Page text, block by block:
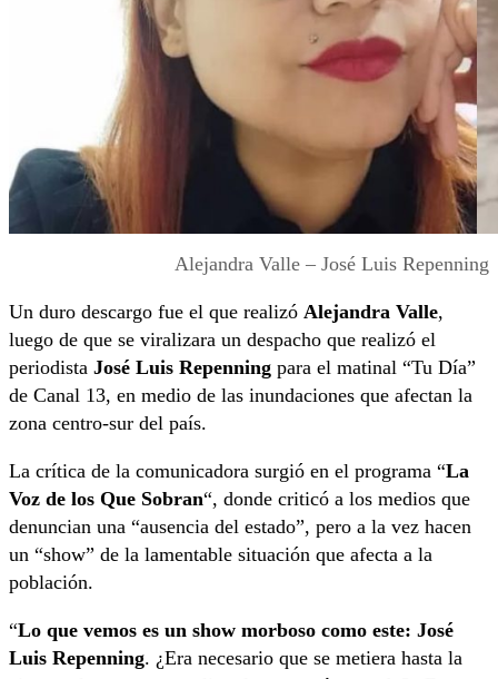
Alejandra Valle – José Luis Repenning
Un duro descargo fue el que realizó Alejandra Valle,
luego de que se viralizara un despacho que realizó el
periodista José Luis Repenning para el matinal “Tu Día”
de Canal 13, en medio de las inundaciones que afectan la
zona centro-sur del país.
La crítica de la comunicadora surgió en el programa “La
Voz de los Que Sobran“, donde criticó a los medios que
denuncian una “ausencia del estado”, pero a la vez hacen
un “show” de la lamentable situación que afecta a la
población.
“Lo que vemos es un show morboso como este: José
Luis Repenning. ¿Era necesario que se metiera hasta la